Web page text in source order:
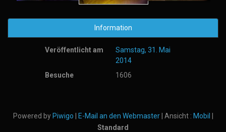
Information
Veröffentlicht am
Samstag, 31. Mai
2014
Besuche
1606
Powered by Piwigo E-Mail an den Webmaster| Ansicht : Mobil
Standard